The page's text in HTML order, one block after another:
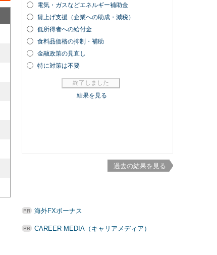
過去の結果を見る
海外FXボーナス
CAREER MEDIA（キャリアメディア）